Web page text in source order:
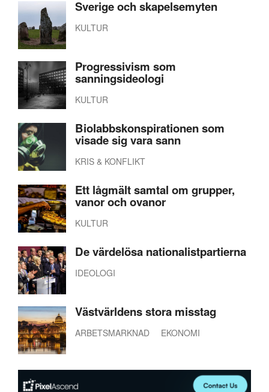
Sverige och skapelsemyten
KULTUR
Progressivism som
sanningsideologi
KULTUR
Biolabbskonspirationen som
visade sig vara sann
KRIS & KONFLIKT
Ett lågmält samtal om grupper,
vanor och ovanor
KULTUR
De värdelösa nationalistpartierna
IDEOLOGI
Västvärldens stora misstag
ARBETSMARKNAD EKONOMI